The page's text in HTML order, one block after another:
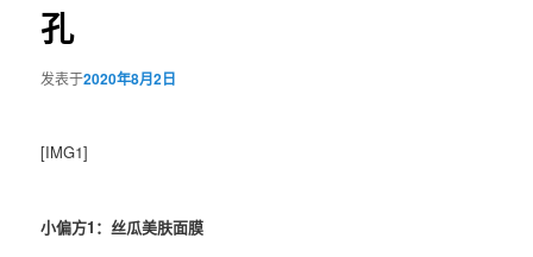
孔
发表于2020年8月2日
[IMG1]
小偏方1：丝瓜美肤面膜